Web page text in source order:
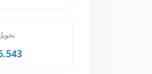
تحويل 5 USD
46.543 MAD